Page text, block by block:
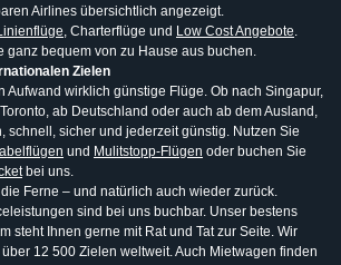
Airlines übersichtlich angezeigt.
, Charterflüge und Low Cost Angebote.
ganz bequem von zu Hause aus buchen.
Zielen
Aufwand wirklich günstige Flüge. Ob nach Singapur,
ab Deutschland oder auch ab dem Ausland,
schnell, sicher und jederzeit günstig. Nutzen Sie
und Mulitstopp-Flügen oder buchen Sie
bei uns.
Ferne – und natürlich auch wieder zurück.
sind bei uns buchbar. Unser bestens
steht Ihnen gerne mit Rat und Tat zur Seite. Wir
12 500 Zielen weltweit. Auch Mietwagen finden